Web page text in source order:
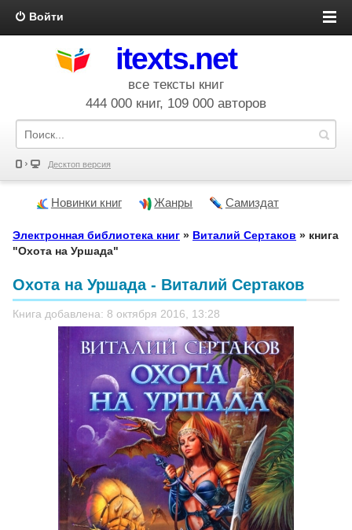
Войти
itexts.net
все тексты книг
444 000 книг, 109 000 авторов
Десктоп версия
Новинки книг Жанры Самиздат
Электронная библиотека книг » Виталий Сертаков » книга
"Охота на Уршада"
Охота на Уршада - Виталий Сертаков
Книга добавлена: 8 октября 2016, 13:28